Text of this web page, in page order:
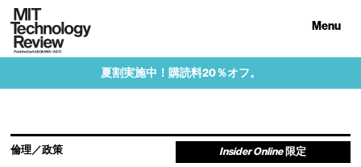
Menu
夏割実施中！購読料20％オフ。
倫理／政策 Insider Online 限定